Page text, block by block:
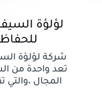
لؤلؤة
شركة لؤلؤة
تعد واحدة من
المجال ،والتي